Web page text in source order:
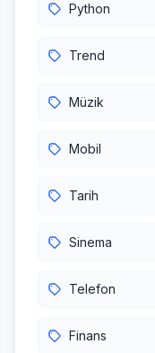
Python
Trend
Müzik
Mobil
Tarih
Sinema
Telefon
Finans